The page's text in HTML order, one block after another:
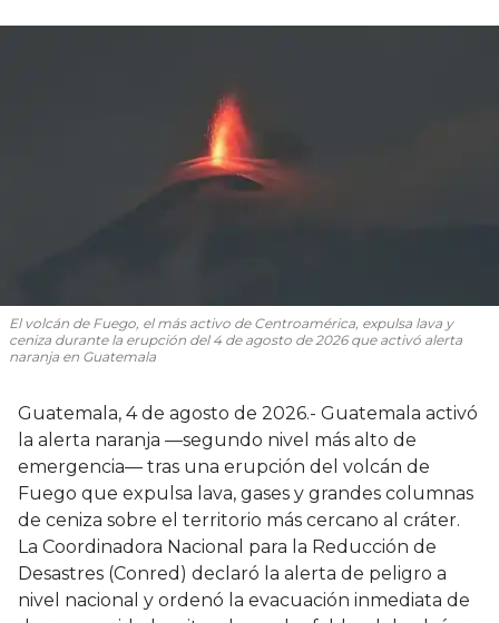
El volcán de Fuego, el más activo de Centroamérica, expulsa lava y
ceniza durante la erupción del 4 de agosto de 2026 que activó alerta
naranja en Guatemala
Guatemala, 4 de agosto de 2026.- Guatemala activó
la alerta naranja —segundo nivel más alto de
emergencia— tras una erupción del volcán de
Fuego que expulsa lava, gases y grandes columnas
de ceniza sobre el territorio más cercano al cráter.
La Coordinadora Nacional para la Reducción de
Desastres (Conred) declaró la alerta de peligro a
nivel nacional y ordenó la evacuación inmediata de